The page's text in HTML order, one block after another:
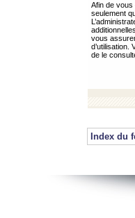
Afin de vous
seulement
vous
d’utilisation.
de le
Index du